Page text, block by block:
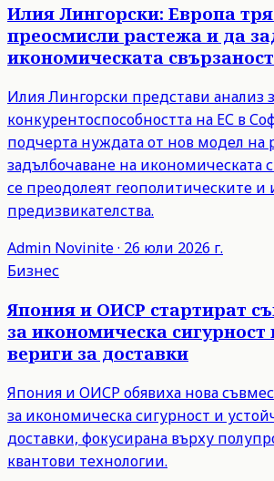
Илия Лингорски: Европа
преосмисли растежа и да
икономическата свързаност
Илия Лингорски представи анализ
конкурентоспособността на ЕС в
подчерта нуждата от нов модел на
задълбочаване на икономическата
се преодолеят геополитическите
предизвикателства.
Admin Novinite· 26 юли 2026 г.
Бизнес
Япония и ОИСР стартират
за икономическа сигурност
вериги за доставки
Япония и ОИСР обявиха нова
за икономическа сигурност и
доставки, фокусирана върху
квантови технологии.